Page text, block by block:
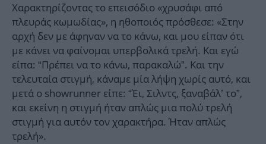
Χαρακτηρίζοντας το επεισόδιο «χρυσάφι από
πλευράς κωμωδίας», η ηθοποιός πρόσθεσε: «Στην
αρχή δεν με άφηναν να το κάνω, και μου είπαν ότι
με κάνει να φαίνομαι υπερβολικά τρελή. Και εγώ
είπα: “Πρέπει να το κάνω, παρακαλώ”. Και την
τελευταία στιγμή, κάναμε μία λήψη χωρίς αυτό, και
μετά ο showrunner είπε: “Έι, Σιλντς, ξαναβάλ’ το”,
και εκείνη η στιγμή ήταν απλώς μια πολύ τρελή
στιγμή για αυτόν τον χαρακτήρα. Ήταν απλώς
τρελή».